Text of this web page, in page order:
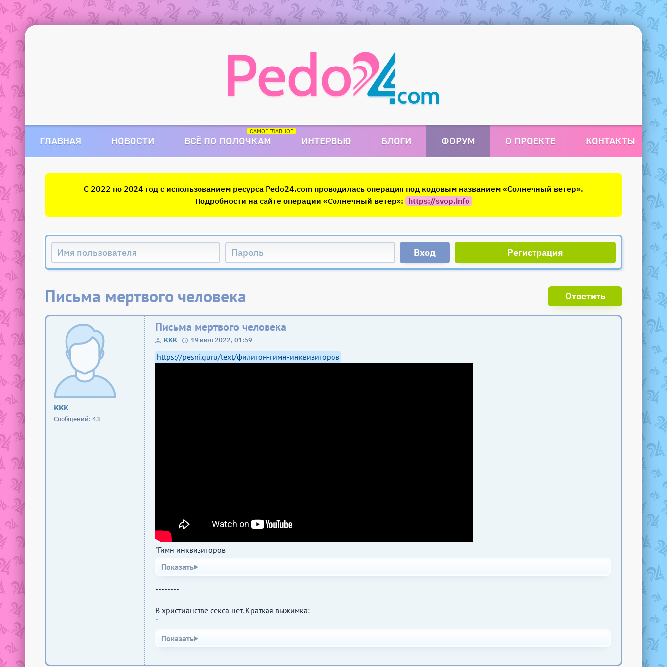
ГЛАВНАЯ НОВОСТИ ВСЁ ПО ПОЛОЧКАМ ИНТЕРВЬЮ БЛОГИ ФОРУМ О ПРОЕКТЕ КОНТАКТЫ
С 2022 по 2024 год с использованием ресурса Pedo24.com проводилась операция под кодовым названием «Солнечный ветер».
Подробности на сайте операции «Солнечный ветер»: https://svop.info
Регистрация
Письма мертвого человека Ответить
KKK
Сообщений: 43
Письма мертвого человека
KKK 19 июл 2022, 01:59
https://pesni.guru/text/филигон-гимн-инквизиторов
"Гимн инквизиторов
--------
В христианстве секса нет. Краткая выжимка:
"